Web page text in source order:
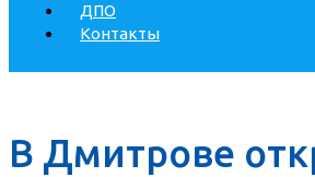
ДПО
Контакты
В Дмитрове